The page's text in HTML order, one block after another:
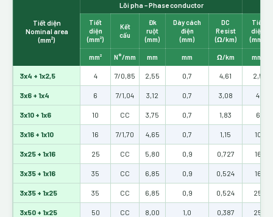
Tiết diện
Nominal area
(mm²)
Lõi pha – Phase conductor
Tiết
diện
(mm²)
Kết
cấu
Đk
ruột
(mm)
Dày cách
điện
(mm)
DC
Resist
(Ω/km)
Tiết
diện
(mm²)
mm² N°/mm mm mm Ω/km mm²
3x4 + 1x2,5 4 7/0,85 2,55 0,7 4,61 2,5
3x6 + 1x4 6 7/1,04 3,12 0,7 3,08 4
3x10 + 1x6 10 CC 3,75 0,7 1,83 6
3x16 + 1x10 16 7/1,70 4,65 0,7 1,15 10
3x25 + 1x16 25 CC 5,80 0,9 0,727 16
3x35 + 1x16 35 CC 6,85 0,9 0,524 16
3x35 + 1x25 35 CC 6,85 0,9 0,524 25
3x50 + 1x25 50 CC 8,00 1,0 0,387 25